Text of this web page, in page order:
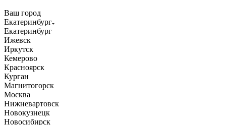
Ваш город
Екатеринбург
Екатеринбург
Ижевск
Иркутск
Кемерово
Красноярск
Курган
Магнитогорск
Москва
Нижневартовск
Новокузнецк
Новосибирск